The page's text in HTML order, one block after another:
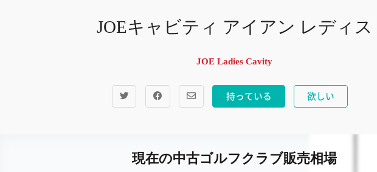
JOEキャビティ アイアン レディス
JOE Ladies Cavity
持っている 欲しい
現在の中古ゴルフクラブ販売相場